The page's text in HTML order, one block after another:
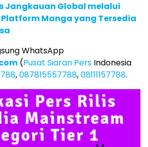
Jangkauan Global melalui
Platform Manga yang Tersedia
WhatsApp
(Pusat Siaran Pers Indonesia
,087815557788,08111157788.